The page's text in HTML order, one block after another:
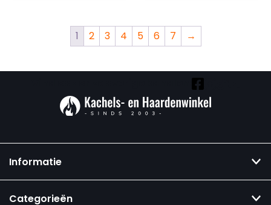
1 2 3 4 5 6 7 →
Informatie
Categorieën